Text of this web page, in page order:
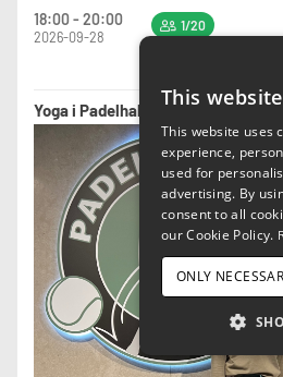
18:00 - 20:00
2026-09-28
1/20
Yoga i Padelhall.dk i samarbejde
This
This website uses
experience,
used for
advertising. By
consent to all
our Cookie Policy.
ONLY